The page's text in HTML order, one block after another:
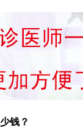
钱？